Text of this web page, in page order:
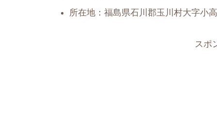
所在地：福島県石川郡玉川村大字小
スポ